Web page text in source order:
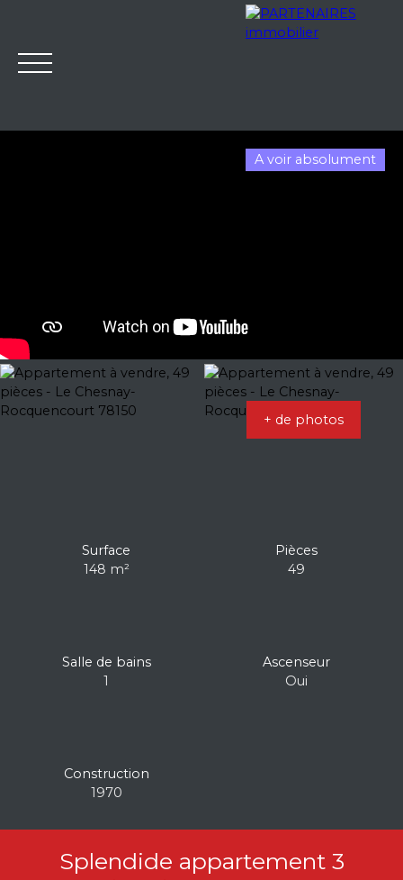
A voir absolument
+ de photos
Surface
148 m²
Pièces
49
Salle de bains
1
Ascenseur
Oui
Construction
1970
Splendide appartement 3